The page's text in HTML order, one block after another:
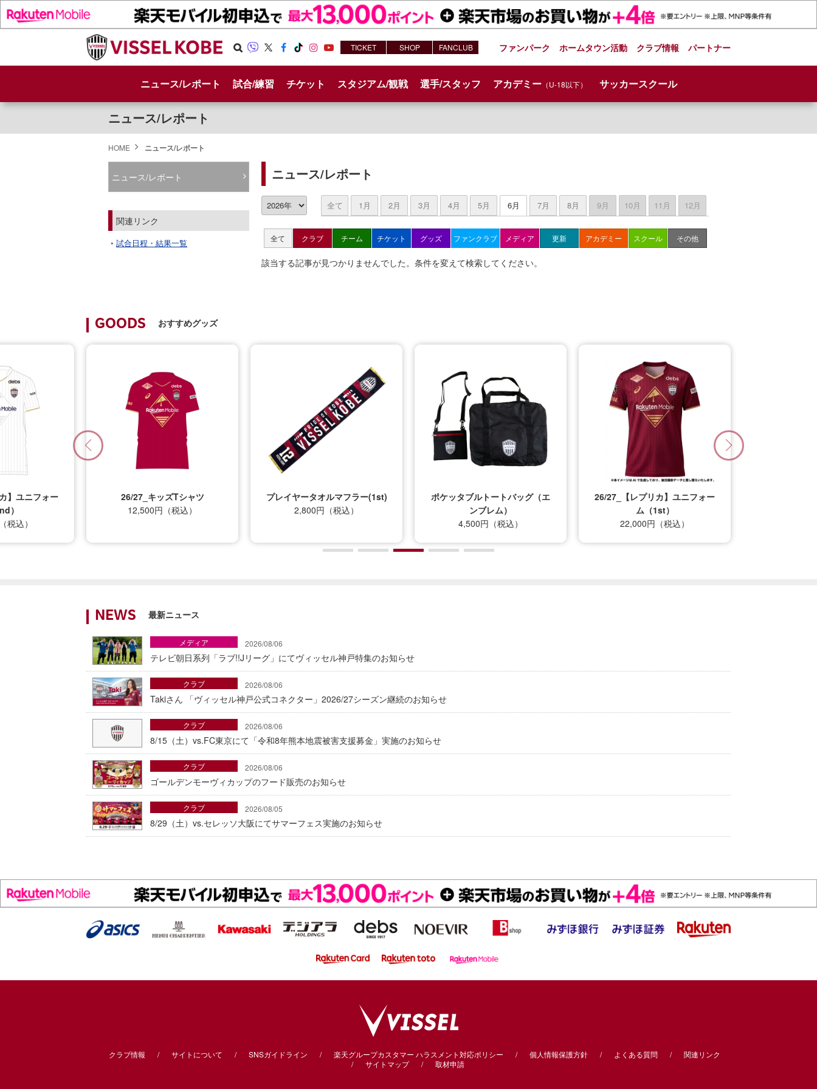
h
am e
ニュース/レポート 試合/練習 チケット スタジアム/観戦 選手/スタッフ アカデミー（U-18以下） サッカースクール
ファンパーク ホームタウン活動 クラブ情報 パートナー
TICKET SHOP FANCLUB
ニュース/レポート
HOME ニュース/レポート
ニュース/レポート
全て 1月 2月 3月 4月 5月 6月 7月 8月 9月 10月 11月 12月
全て クラブ チーム チケット グッズ ファンクラブ メディア 更新 アカデミー スクール その他
該当する記事が見つかりませんでした。条件を変えて検索してください。
ニュース/レポート
関連リンク
試合日程・結果一覧
GOODS おすすめグッズ
】ユニフォー
）
税込）
26/27_キッズTシャツ
12,500円（税込）
プレイヤータオルマフラー(1st)
2,800円（税込）
ポケッタブルトートバッグ（エ
ンブレム）
4,500円（税込）
26/27_【レプリカ】ユニフォー
ム（1st）
22,000円（税込）
NEWS 最新ニュース
2026/08/06
テレビ朝日系列「ラブ!!Jリーグ」にてヴィッセル神戸特集のお知らせ
メディア
2026/08/06
Takiさん 「ヴィッセル神戸公式コネクター」2026/27シーズン継続のお知らせ
クラブ
2026/08/06
8/15（土）vs.FC東京にて「令和8年熊本地震被害支援募金」実施のお知らせ
クラブ
2026/08/06
ゴールデンモーヴィカップのフード販売のお知らせ
クラブ
2026/08/05
8/29（土）vs.セレッソ大阪にてサマーフェス実施のお知らせ
クラブ
クラブ情報 サイトについて SNSガイドライン 楽天グループカスタマー ハラスメント対応ポリシー 個人情報保護方針 よくある質問
関連リンク
サイトマップ
取材申請